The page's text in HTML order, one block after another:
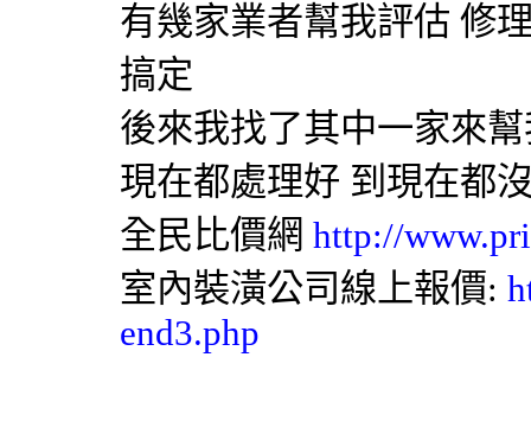
有幾家業者幫我評估 修
搞定
後來我找了其中一家來
現在都處理好 到現在都
全民比價網 http://
室內裝潢公司線上報價:
end3.php